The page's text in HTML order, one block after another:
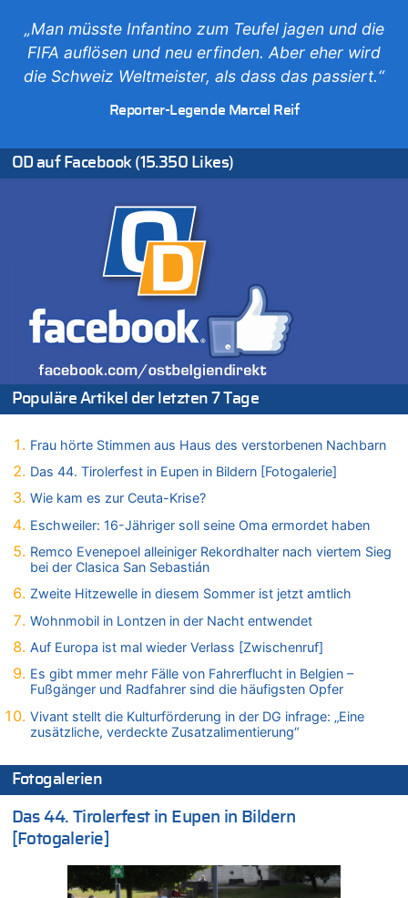
06.08.2026 - 13:34 von Zeitzeuge zu
Wasserstand des Rheins in NRW so niedrig wie noch nie
06.08.2026 - 13:27 von Hubert F. zu
06.08.2026 - 13:20 von Speck für die Mâuse zu
Vorwürfe gegen Präsident Gianni Infantino
06.08.2026 - 12:41 von Hugo Egon Bernhard von Sinnen zu
06.08.2026 - 12:36 von Gärlinde zu
Aachen ab 11. August wieder Mekka des Pferdesports –
Belgien setzt bei Reit-WM auf starke Springreiter
06.08.2026 - 12:26 von Guido Scholzen zu
Zweite Hitzewelle in diesem Sommer ist jetzt amtlich
06.08.2026 - 12:17 von Sparwasser zu
Zweite Hitzewelle in diesem Sommer ist jetzt amtlich
06.08.2026 - 12:13 von Dax zu
Zweite Hitzewelle in diesem Sommer ist jetzt amtlich
06.08.2026 - 12:13 von Heinz F. zu
Zweite Hitzewelle in diesem Sommer ist jetzt amtlich
06.08.2026 - 12:08 von Medium zu
Frau hörte Stimmen aus Haus des verstorbenen Nachbarn
06.08.2026 - 11:52 von Hubert F. zu
Zweite Hitzewelle in diesem Sommer ist jetzt amtlich
06.08.2026 - 11:46 von Ermitler zu
Eschweiler: 16-Jähriger soll seine Oma ermordet haben
06.08.2026 - 11:35 von ne Hondsjong zu
Zweite Hitzewelle in diesem Sommer ist jetzt amtlich
06.08.2026 - 11:11 von Dax zu
Wie kam es zur Ceuta-Krise?
06.08.2026 - 10:39 von Mungo zu
Wasserstand des Rheins in NRW so niedrig wie noch nie
06.08.2026 - 10:34 von Ostbelgien Direkt zu
Tessa Wullaert knackt die 100-Tore-Marke für die Red Flames
Zweite Hitzewelle in diesem Sommer ist jetzt amtlich
„Man müsste Infantino zum Teufel jagen und die
FIFA auflösen und neu erfinden. Aber eher wird
die Schweiz Weltmeister, als dass das passiert.“
Reporter-Legende Marcel Reif
OD auf Facebook (15.350 Likes)
Populäre Artikel der letzten 7 Tage
Frau hörte Stimmen aus Haus des verstorbenen Nachbarn
Das 44. Tirolerfest in Eupen in Bildern [Fotogalerie]
Wie kam es zur Ceuta-Krise?
Eschweiler: 16-Jähriger soll seine Oma ermordet haben
Remco Evenepoel alleiniger Rekordhalter nach viertem Sieg
bei der Clasica San Sebastián
Zweite Hitzewelle in diesem Sommer ist jetzt amtlich
Wohnmobil in Lontzen in der Nacht entwendet
Auf Europa ist mal wieder Verlass [Zwischenruf]
Es gibt mmer mehr Fälle von Fahrerflucht in Belgien –
Fußgänger und Radfahrer sind die häufigsten Opfer
Vivant stellt die Kulturförderung in der DG infrage: „Eine
zusätzliche, verdeckte Zusatzalimentierung“
Fotogalerien
Das 44. Tirolerfest in Eupen in Bildern
[Fotogalerie]